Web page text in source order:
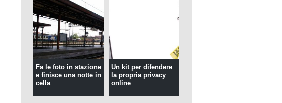
Fa le foto in stazione
e finisce una notte in
cella
Un kit per difendere
la propria privacy
online